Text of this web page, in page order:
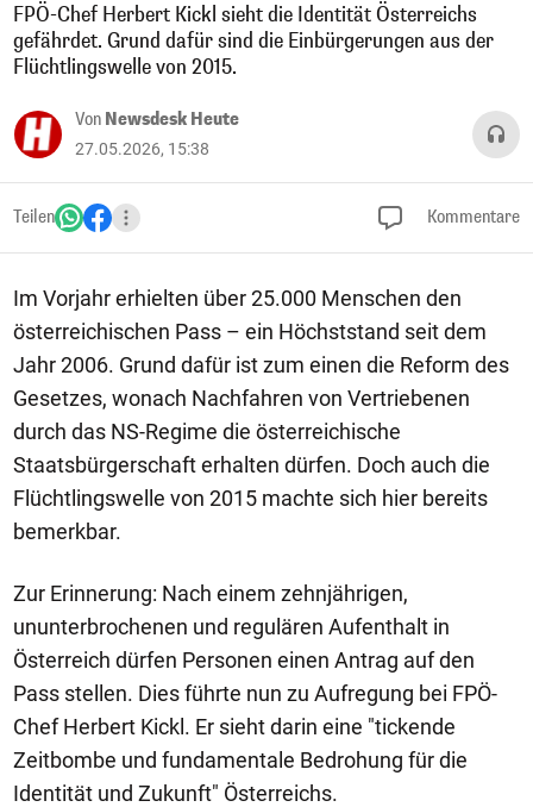
FPÖ-Chef Herbert Kickl sieht die Identität Österreichs
gefährdet. Grund dafür sind die Einbürgerungen aus der
Flüchtlingswelle von 2015.
Von Newsdesk Heute
27.05.2026, 15:38
Teilen Kommentare
Im Vorjahr erhielten über 25.000 Menschen den
österreichischen Pass – ein Höchststand seit dem
Jahr 2006. Grund dafür ist zum einen die Reform des
Gesetzes, wonach Nachfahren von Vertriebenen
durch das NS-Regime die österreichische
Staatsbürgerschaft erhalten dürfen. Doch auch die
Flüchtlingswelle von 2015 machte sich hier bereits
bemerkbar.
Zur Erinnerung: Nach einem zehnjährigen,
ununterbrochenen und regulären Aufenthalt in
Österreich dürfen Personen einen Antrag auf den
Pass stellen. Dies führte nun zu Aufregung bei FPÖ-
Chef Herbert Kickl. Er sieht darin eine "tickende
Zeitbombe und fundamentale Bedrohung für die
Identität und Zukunft" Österreichs.